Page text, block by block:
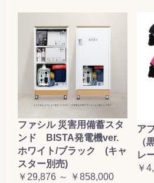
ファシル 災害用備蓄スタ
ンド BISTA発電機ver.
ホワイト/ブラック (キャ
スター別売)
￥29,876 ～ ￥858,000
ア
（
レ
￥